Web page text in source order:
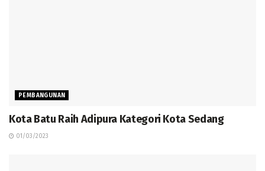
PEMBANGUNAN
Kota Batu Raih Adipura Kategori Kota Sedang
01/03/2023